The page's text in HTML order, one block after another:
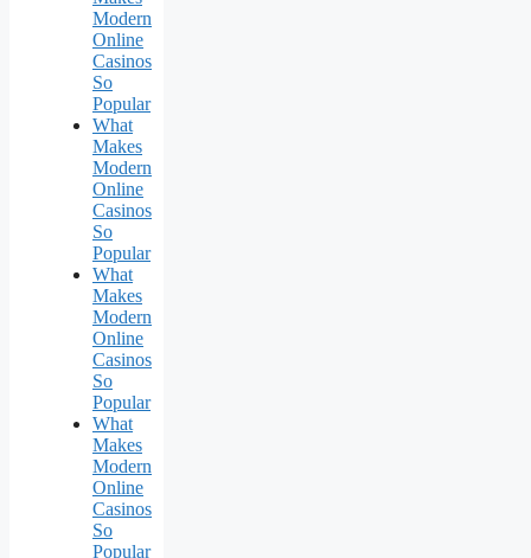
Modern
Online
Casinos
So
Popular
What
Makes
Modern
Online
Casinos
So
Popular
What
Makes
Modern
Online
Casinos
So
Popular
What
Makes
Modern
Online
Casinos
So
Popular